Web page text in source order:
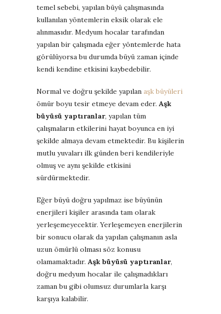
temel sebebi, yapılan büyü çalışmasında
kullanılan yöntemlerin eksik olarak ele
alınmasıdır. Medyum hocalar tarafından
yapılan bir çalışmada eğer yöntemlerde hata
görülüyorsa bu durumda büyü zaman içinde
kendi kendine etkisini kaybedebilir.
Normal ve doğru şekilde yapılan aşk büyüleri
ömür boyu tesir etmeye devam eder. Aşk
büyüsü yaptıranlar, yapılan tüm
çalışmaların etkilerini hayat boyunca en iyi
şekilde almaya devam etmektedir. Bu kişilerin
mutlu yuvaları ilk günden beri kendileriyle
olmuş ve aynı şekilde etkisini
sürdürmektedir.
Eğer büyü doğru yapılmaz ise büyünün
enerjileri kişiler arasında tam olarak
yerleşemeyecektir. Yerleşemeyen enerjilerin
bir sonucu olarak da yapılan çalışmanın asla
uzun ömürlü olması söz konusu
olamamaktadır. Aşk büyüsü yaptıranlar,
doğru medyum hocalar ile çalışmadıkları
zaman bu gibi olumsuz durumlarla karşı
karşıya kalabilir.